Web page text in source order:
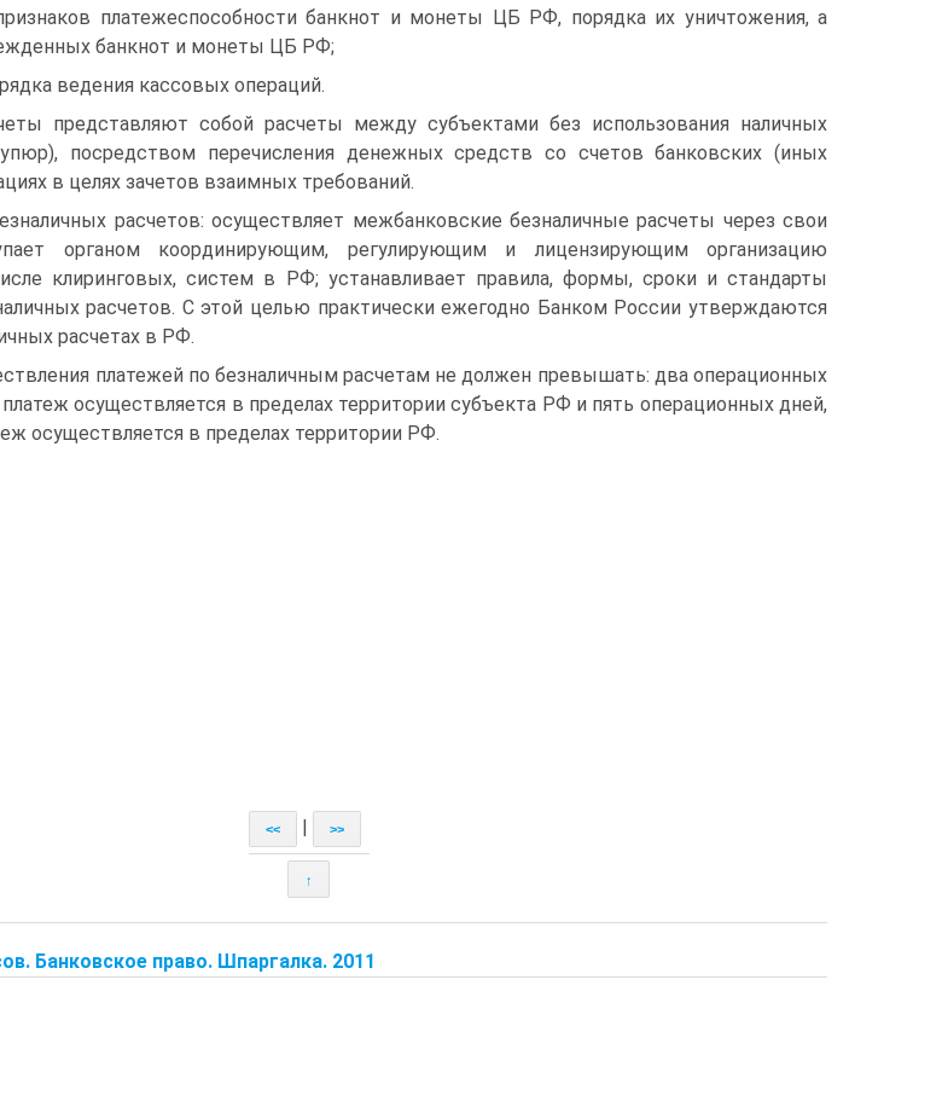
платежеспособности банкнот и монеты ЦБ РФ, порядка их уничтожения, а
банкнот и монеты ЦБ РФ;
ведения кассовых операций.
представляют собой расчеты между субъектами без использования наличных
посредством перечисления денежных средств со счетов банковских (иных
в целях зачетов взаимных требований.
расчетов: осуществляет межбанковские безналичные расчеты через свои
органом координирующим, регулирующим и лицензирующим организацию
клиринговых, систем в РФ; устанавливает правила, формы, сроки и стандарты
расчетов. С этой целью практически ежегодно Банком России утверждаются
расчетах в РФ.
платежей по безналичным расчетам не должен превышать: два операционных
осуществляется в пределах территории субъекта РФ и пять операционных дней,
осуществляется в пределах территории РФ.
<< >>
↑
Банковское право. Шпаргалка. 2011